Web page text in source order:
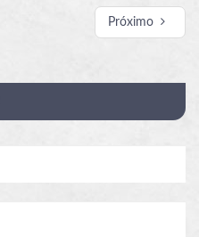
Próximo